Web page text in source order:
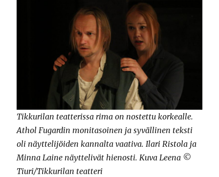
Tikkurilan teatterissa rima on nostettu korkealle.
Athol Fugardin monitasoinen ja syvällinen teksti
oli näyttelijöiden kannalta vaativa. Ilari Ristola ja
Minna Laine näyttelivät hienosti. Kuva Leena ©
Tiuri/Tikkurilan teatteri